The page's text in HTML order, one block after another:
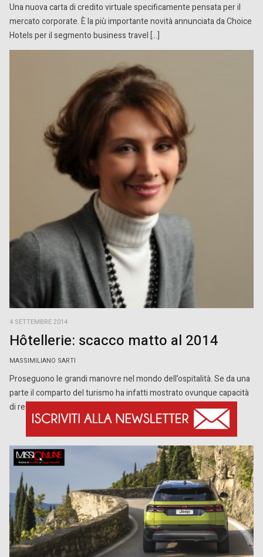
Una nuova carta di credito virtuale specificamente pensata per il
mercato corporate. È la più importante novità annunciata da Choice
Hotels per il segmento business travel […]
4 SETTEMBRE 2014
Hôtellerie: scacco matto al 2014
MASSIMILIANO SARTI
Proseguono le grandi manovre nel mondo dell’ospitalità. Se da una
parte il comparto del turismo ha infatti mostrato ovunque capacità
di resilienza superiori alla media, le […]